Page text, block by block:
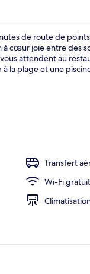
de route de
cœur joie entre des
attendent au
la plage et une
Transfert
Wi-Fi gratuit